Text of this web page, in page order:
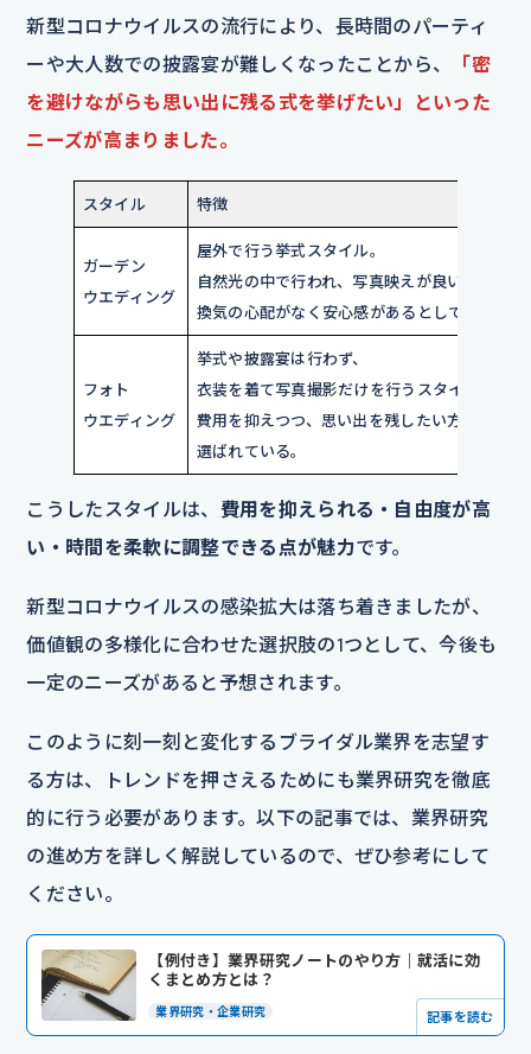
新型コロナウイルスの流行により、長時間のパーティ
ーや大人数での披露宴が難しくなったことから、
「密
を避けながらも思い出に残る式を挙げたい」といった
ニーズが高まりました。
スタイル 特徴
ガーデン
ウエディング
屋外で行う挙式スタイル。
自然光の中で行われ、写真映えが良いと好評。
換気の心配がなく安心感があるとして人気。
フォト
ウエディング
挙式や披露宴は行わず、
衣装を着て写真撮影だけを行うスタイル。
費用を抑えつつ、思い出を残したい方に
選ばれている。
こうしたスタイルは、 費用を抑えられる・自由度が高
い・時間を柔軟に調整できる点が魅力です。
新型コロナウイルスの感染拡大は落ち着きましたが、
価値観の多様化に合わせた選択肢の1つとして、今後も
一定のニーズがあると予想されます。
このように刻一刻と変化するブライダル業界を志望す
る方は、トレンドを押さえるためにも業界研究を徹底
的に行う必要があります。以下の記事では、業界研究
の進め方を詳しく解説しているので、ぜひ参考にして
ください。
【例付き】業界研究ノートのやり方｜就活に効
くまとめ方とは？
業界研究・企業研究 記事を読む